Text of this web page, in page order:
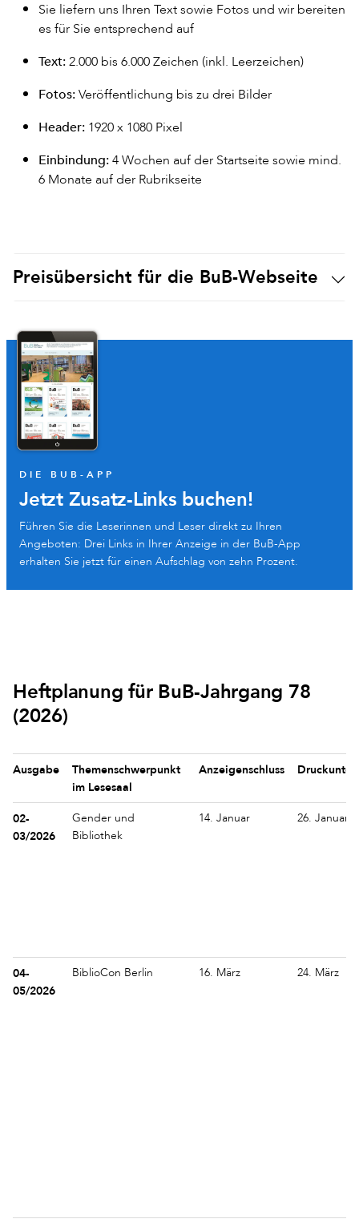
Sie liefern uns Ihren Text sowie Fotos und wir bereiten
es für Sie entsprechend auf
Text: 2.000 bis 6.000 Zeichen (inkl. Leerzeichen)
Fotos: Veröffentlichung bis zu drei Bilder
Header: 1920 x 1080 Pixel
Einbindung: 4 Wochen auf der Startseite sowie mind.
6 Monate auf der Rubrikseite
Preisübersicht für die BuB-Webseite
DIE BUB-APP
Jetzt Zusatz-Links buchen!
Führen Sie die Leserinnen und Leser direkt zu Ihren
Angeboten: Drei Links in Ihrer Anzeige in der BuB-App
erhalten Sie jetzt für einen Aufschlag von zehn Prozent.
Heftplanung für BuB-Jahrgang 78
(2026)
Ausgabe
Themenschwerpunkt
im Lesesaal
Anzeigenschluss
02-
03/2026
Gender und
Bibliothek
14. Januar 26. Januar
04-
05/2026
BiblioCon Berlin 16. März 24. März